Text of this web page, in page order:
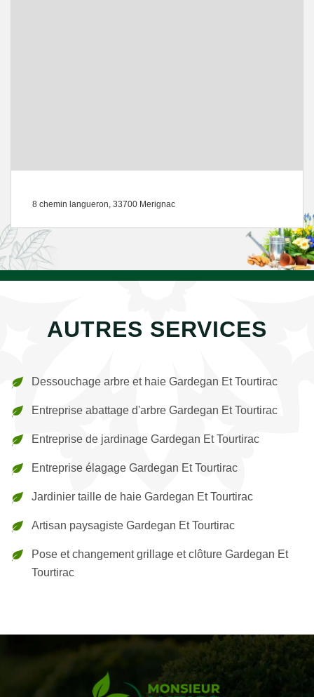
8 chemin langueron, 33700 Merignac
AUTRES SERVICES
Dessouchage arbre et haie Gardegan Et Tourtirac
Entreprise abattage d'arbre Gardegan Et Tourtirac
Entreprise de jardinage Gardegan Et Tourtirac
Entreprise élagage Gardegan Et Tourtirac
Jardinier taille de haie Gardegan Et Tourtirac
Artisan paysagiste Gardegan Et Tourtirac
Pose et changement grillage et clôture Gardegan Et
Tourtirac